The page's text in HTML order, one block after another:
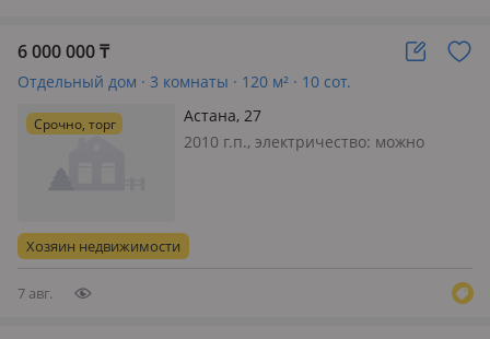
6 000 000₸
Отдельный дом · 3 комнаты · 120 м² · 10 сот.
Срочно, торг
Астана, 27
2010 г.п., электричество: можно
Хозяин недвижимости
7 авг.